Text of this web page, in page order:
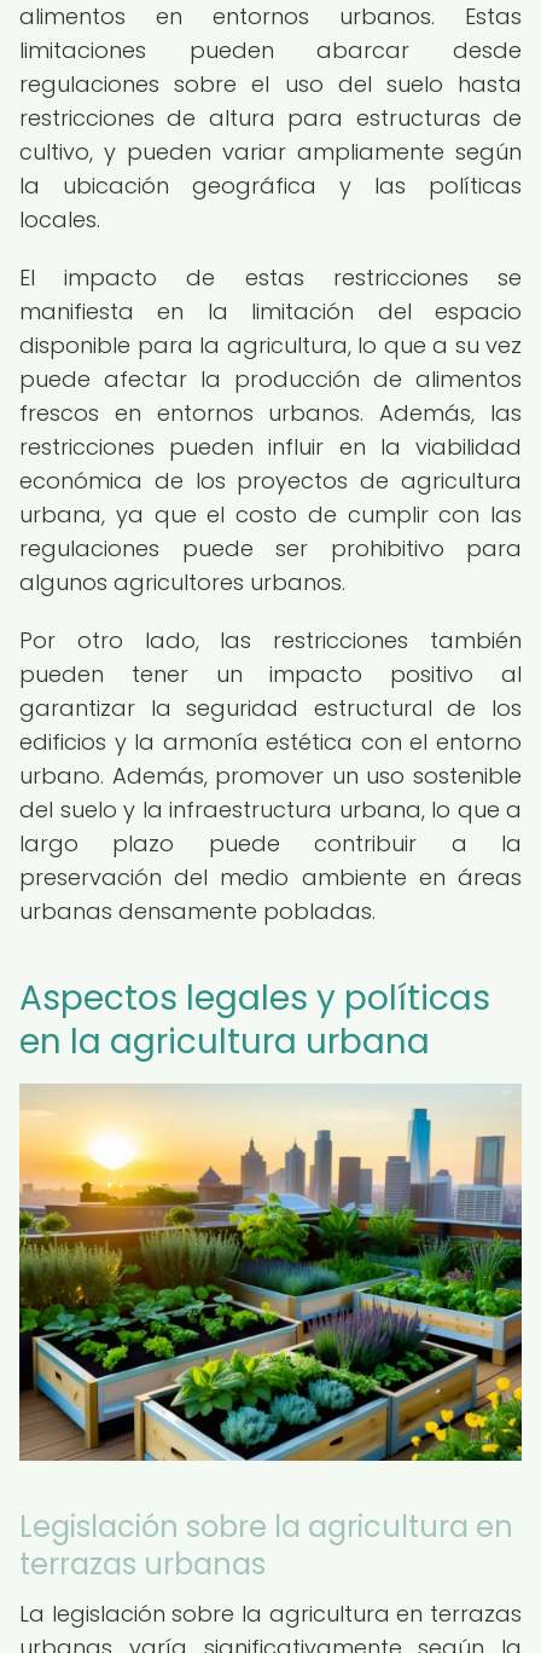
alimentos en entornos urbanos. Estas
limitaciones pueden abarcar desde
regulaciones sobre el uso del suelo hasta
restricciones de altura para estructuras de
cultivo, y pueden variar ampliamente según
la ubicación geográfica y las políticas
locales.
El impacto de estas restricciones se
manifiesta en la limitación del espacio
disponible para la agricultura, lo que a su vez
puede afectar la producción de alimentos
frescos en entornos urbanos. Además, las
restricciones pueden influir en la viabilidad
económica de los proyectos de agricultura
urbana, ya que el costo de cumplir con las
regulaciones puede ser prohibitivo para
algunos agricultores urbanos.
Por otro lado, las restricciones también
pueden tener un impacto positivo al
garantizar la seguridad estructural de los
edificios y la armonía estética con el entorno
urbano. Además, promover un uso sostenible
del suelo y la infraestructura urbana, lo que a
largo plazo puede contribuir a la
preservación del medio ambiente en áreas
urbanas densamente pobladas.
Aspectos legales y políticas
en la agricultura urbana
Legislación sobre la agricultura en
terrazas urbanas
La legislación sobre la agricultura en terrazas